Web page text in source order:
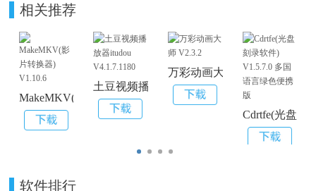
相关推荐
MakeMKV(影片转换器) V1.10.6
土豆视频播放器itudou V4.1.7.1180
万彩动画大师 V2.3.2
Cdrtfe(光盘刻
软件排行